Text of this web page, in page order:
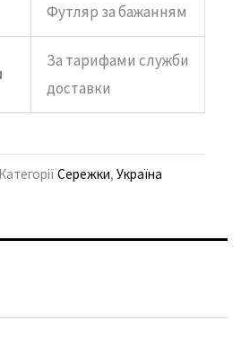
Футляр за бажанням
За тарифами служби
доставки
Категорії Сережки, Україна